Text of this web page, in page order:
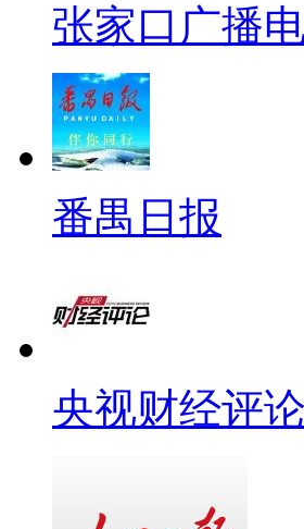
张家口广播
番禺日报
央视财经评论